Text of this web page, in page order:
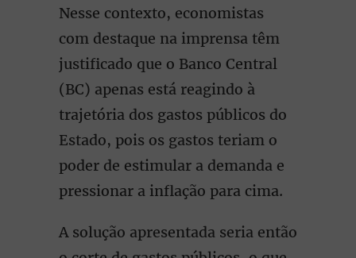
Nesse contexto, economistas
com destaque na imprensa têm
justificado que o Banco Central
(BC) apenas está reagindo à
trajetória dos gastos públicos do
Estado, pois os gastos teriam o
poder de estimular a demanda e
pressionar a inflação para cima.
A solução apresentada seria então